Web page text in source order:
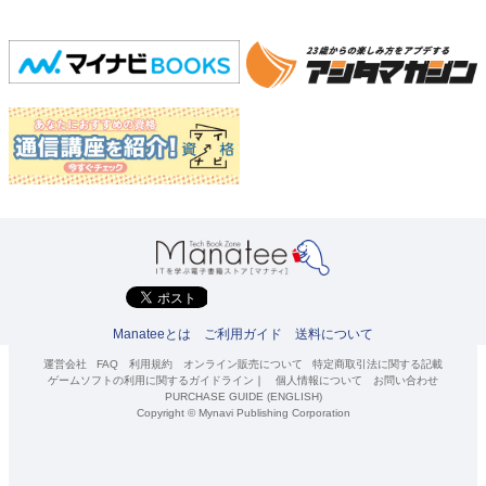
Manateeとは ご利用ガイド 送料について
運営会社 FAQ 利用規約 オンライン販売について
特定商取引法に関する記載
ゲームソフトの利用に関するガイドライン ｜ 個人情報について
お問い合わせ
PURCHASE GUIDE (ENGLISH)
Copyright © Mynavi Publishing Corporation